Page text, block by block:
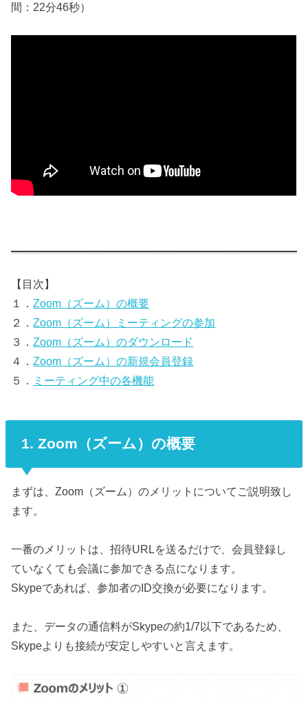
間：22分46秒）
【目次】
１．Zoom（ズーム）の概要
２．Zoom（ズーム）ミーティングの参加
３．Zoom（ズーム）のダウンロード
４．Zoom（ズーム）の新規会員登録
５．
ミーティング中の各機能
1. Zoom（ズーム）の概要
まずは、Zoom（ズーム）のメリットについてご説明致し
ます。
一番のメリットは、招待URLを送るだけで、会員登録し
ていなくても会議に参加できる点になります。
Skypeであれば、参加者のID交換が必要になります。
また、データの通信料がSkypeの約1/7以下であるため、
Skypeよりも接続が安定しやすいと言えます。